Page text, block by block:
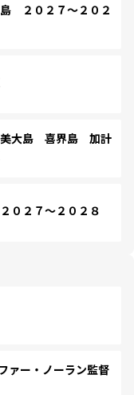
２０２７～２０２
大島 喜界島 加計
２７～２０２８
ァー・ノーラン監督